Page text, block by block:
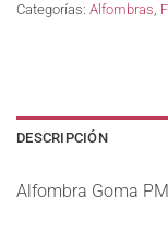
Categorías: Alfombras,
DESCRIPCIÓN
Alfombra Goma